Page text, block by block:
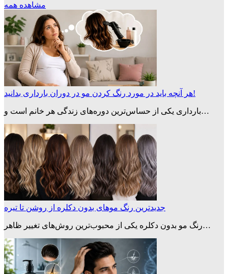
مشاهده همه
هر آنچه باید در مورد رنگ کردن مو در دوران بارداری بدانید!
بارداری یکی از حساس‌ترین دوره‌های زندگی هر خانم است و…
جدیدترین رنگ موهای بدون دکلره از روشن تا تیره
رنگ مو بدون دکلره یکی از محبوب‌ترین روش‌های تغییر ظاهر…